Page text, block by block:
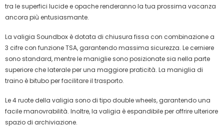
tra le superfici lucide e opache renderanno la tua prossima vacanza
ancora più entusiasmante.
La valigia Soundbox è dotata di chiusura fissa con combinazione a
3 cifre con funzione TSA, garantendo massima sicurezza. Le cerniere
sono standard, mentre le maniglie sono posizionate sia nella parte
superiore che laterale per una maggiore praticità. La maniglia di
traino è bitubo per facilitare il trasporto.
Le 4 ruote della valigia sono di tipo double wheels, garantendo una
facile manovrabilità. Inoltre, la valigia è espandibile per offrire ulteriore
spazio di archiviazione.